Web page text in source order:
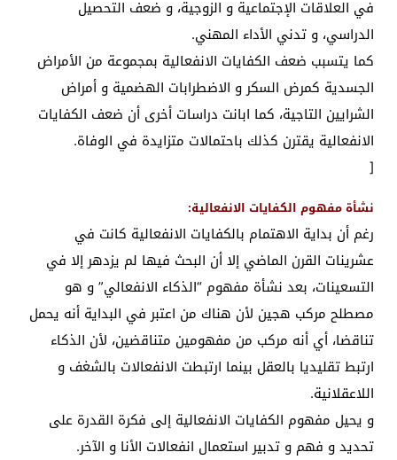
في العلاقات الإجتماعية و الزوجية، و ضعف التحصيل
الدراسي، و تدني الأداء المهني.
كما يتسبب ضعف الكفايات الانفعالية بمجموعة من الأمراض
الجسدية كمرض السكر و الاضطرابات الهضمية و أمراض
الشرايين التاجية، كما ابانت دراسات أخرى أن ضعف الكفايات
الانفعالية يقترن كذلك باحتمالات متزايدة في الوفاة.
[
نشأة مفهوم الكفايات الانفعالية:
رغم أن بداية الاهتمام بالكفايات الانفعالية كانت في
عشرينات القرن الماضي إلا أن البحث فيها لم يزدهر إلا في
التسعينات، بعد نشأة مفهوم “الذكاء الانفعالي” و هو
مصطلح مركب هجين لأن هناك من اعتبر في البداية أنه يحمل
تناقضا، أي أنه مركب من مفهومين متناقضين، لأن الذكاء
ارتبط تقليديا بالعقل بينما ارتبطت الانفعالات بالشغف و
اللاعقلانية.
و يحيل مفهوم الكفايات الانفعالية إلى فكرة القدرة على
تحديد و فهم و تدبير استعمال انفعالات الأنا و الآخر.